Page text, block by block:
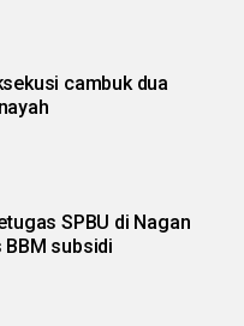
cambuk dua
SPBU di Nagan
BBM subsidi